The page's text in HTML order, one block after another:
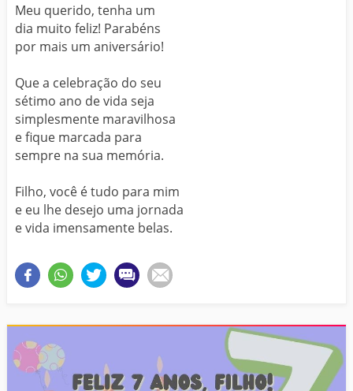
Meu querido, tenha um
dia muito feliz! Parabéns
por mais um aniversário!
Que a celebração do seu
sétimo ano de vida seja
simplesmente maravilhosa
e fique marcada para
sempre na sua memória.
Filho, você é tudo para mim
e eu lhe desejo uma jornada
e vida imensamente belas.